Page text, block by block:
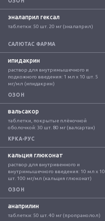
эналаприл гексал
таблетки: 50 шт. 20 мг (эналаприл)
САЛЮТАС ФАРМА
ипидакрин
раствор для внутримышечного и
подкожного введения: 1 мл x 10 шт. 5
мг/мл (ипидакрин)
ОЗОН
вальсакор
таблетки, покрытые плёночной
оболочкой: 30 шт. 80 мг (валсартан)
КРКА-РУС
кальция глюконат
раствор для внутривенного и
внутримышечного введения: 10 мл x 10
шт. 100 мг/мл (кальция глюконат)
ОЗОН
анаприлин
таблетки: 50 шт. 40 мг (пропранолол)